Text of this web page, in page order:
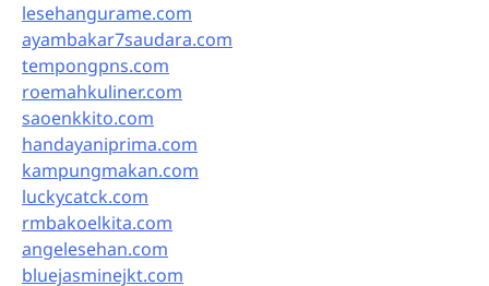
lesehangurame.com
ayambakar7saudara.com
tempongpns.com
roemahkuliner.com
saoenkkito.com
handayaniprima.com
kampungmakan.com
luckycatck.com
rmbakoelkita.com
angelesehan.com
bluejasminejkt.com